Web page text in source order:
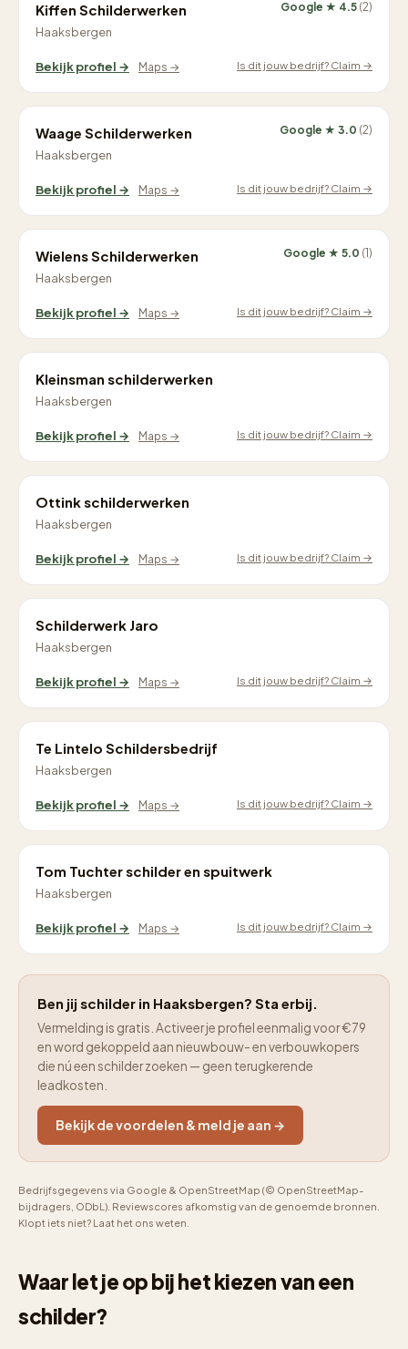
Kiffen Schilderwerken
Haaksbergen
Google ★ 4.5 (2)
Bekijk profiel → Maps → Is dit jouw bedrijf? Claim →
Waage Schilderwerken
Haaksbergen
Google ★ 3.0 (2)
Bekijk profiel → Maps → Is dit jouw bedrijf? Claim →
Wielens Schilderwerken
Haaksbergen
Google ★ 5.0 (1)
Bekijk profiel → Maps → Is dit jouw bedrijf? Claim →
Kleinsman schilderwerken
Haaksbergen
Bekijk profiel → Maps → Is dit jouw bedrijf? Claim →
Ottink schilderwerken
Haaksbergen
Bekijk profiel → Maps → Is dit jouw bedrijf? Claim →
Schilderwerk Jaro
Haaksbergen
Bekijk profiel → Maps → Is dit jouw bedrijf? Claim →
Te Lintelo Schildersbedrijf
Haaksbergen
Bekijk profiel → Maps → Is dit jouw bedrijf? Claim →
Tom Tuchter schilder en spuitwerk
Haaksbergen
Bekijk profiel → Maps → Is dit jouw bedrijf? Claim →
Ben jij schilder in Haaksbergen? Sta erbij.
Vermelding is gratis. Activeer je profiel eenmalig voor €79
en word gekoppeld aan nieuwbouw- en verbouwkopers
die nú een schilder zoeken — geen terugkerende
leadkosten.
Bekijk de voordelen & meld je aan →
Bedrijfsgegevens via Google & OpenStreetMap (© OpenStreetMap-
bijdragers, ODbL). Reviewscores afkomstig van de genoemde bronnen.
Klopt iets niet? Laat het ons weten.
Waar let je op bij het kiezen van een
schilder?